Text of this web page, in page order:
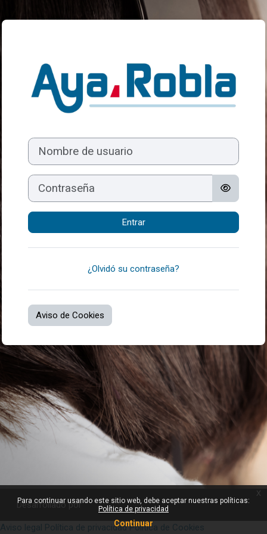
Para continuar usando este sitio web, debe aceptar nuestras políticas:
Política de privacidad
Continuar
x
Nombre de usuario
Contraseña
Entrar
¿Olvidó su contraseña?
Aviso de Cookies
Desarrollado por
Aviso legal Política de privacidad Política de Cookies